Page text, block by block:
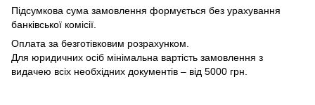
Підсумкова сума замовлення формується без урахування
банківської комісії.
Оплата за безготівковим розрахунком.
Для юридичних осіб мінімальна вартість замовлення з
видачею всіх необхідних документів – від 5000 грн.